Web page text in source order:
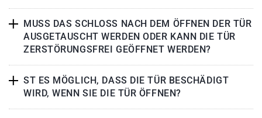
MUSS DAS SCHLOSS NACH DEM ÖFFNEN DER TÜR
AUSGETAUSCHT WERDEN ODER KANN DIE TÜR
ZERSTÖRUNGSFREI GEÖFFNET WERDEN?
ST ES MÖGLICH, DASS DIE TÜR BESCHÄDIGT
WIRD, WENN SIE DIE TÜR ÖFFNEN?